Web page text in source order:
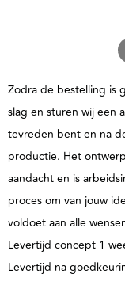
Zodra de bestelling is
slag en sturen wij een
tevreden bent en na
productie. Het
aandacht en is
proces om van jouw
voldoet aan alle
Levertijd concept 1
Levertijd na